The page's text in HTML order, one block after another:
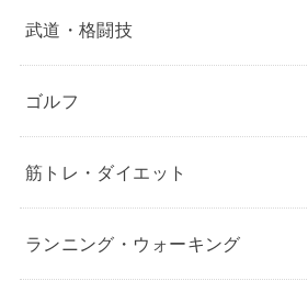
武道・格闘技
ゴルフ
筋トレ・ダイエット
ランニング・ウォーキング